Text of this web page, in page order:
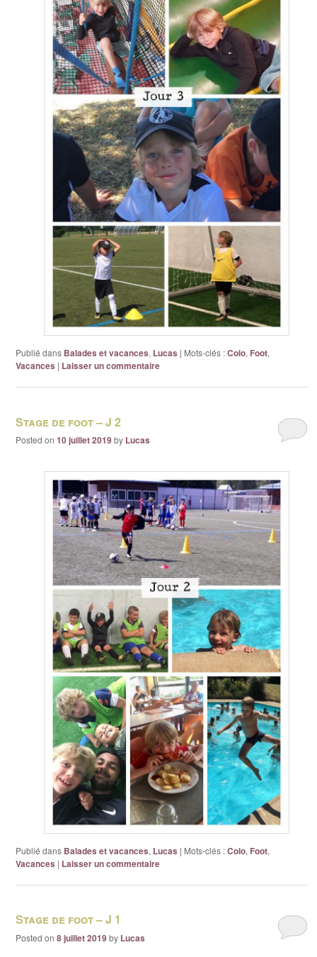
Publié dans Balades et vacances, Lucas | Mots-clés :Colo, Foot,
Vacances | Laisser un commentaire
Stage de foot – J 2
Posted on10 juillet 2019by Lucas
Publié dans Balades et vacances, Lucas | Mots-clés :Colo, Foot,
Vacances | Laisser un commentaire
Stage de foot – J 1
Posted on8 juillet 2019by Lucas